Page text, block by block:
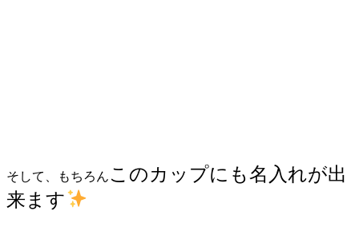
そして、もちろんこのカップにも名入れが出
来ます